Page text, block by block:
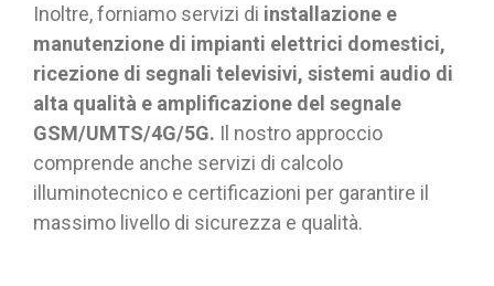
Inoltre, forniamo servizi di installazione e
manutenzione di impianti elettrici domestici,
ricezione di segnali televisivi, sistemi audio di
alta qualità e amplificazione del segnale
GSM/UMTS/4G/5G. Il nostro approccio
comprende anche servizi di calcolo
illuminotecnico e certificazioni per garantire il
massimo livello di sicurezza e qualità.